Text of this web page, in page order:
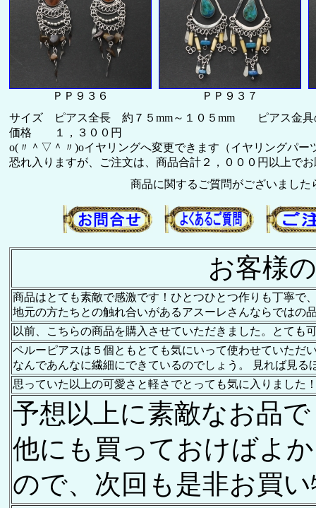
ＰＰ９３６
ＰＰ９３７
サイズ ピアス全長 約７５mm～１０５mm ピアス金具
価格 １，３００円
o(〃＾▽＾〃)oイヤリングへ変更できます（イヤリングパー
恐れ入りますが、ご注文は、商品合計２，０００円以上でお
商品に関するご質問がございまし
お客様
商品はとても素敵で感激です！ひとつひとつ作りも丁寧で
地元の方たちとの触れ合いがあるアスーレさんならではの
以前、こちらの商品を購入させていただきました。とても
ペルーピアスは５個ともとても気にいって使わせていただ
なんであんなに繊細にできているのでしょう。 見れば見る
思っていた以上の可愛さと軽さでとっても気に入りました
予想以上に素敵なお品
他にも買っておけばよ
ので、次回も是非お買